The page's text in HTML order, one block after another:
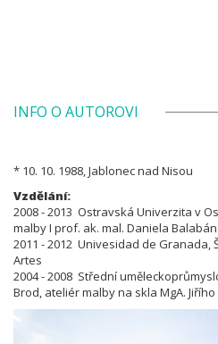
INFO O AUTOROVI
* 10. 10. 1988, Jablonec nad Nisou
Vzdělání:
2008 - 2013 Ostravská Univerzita v
malby I prof. ak. mal. Daniela
2011 - 2012 Univesidad de Granada,
Artes
2004 - 2008 Střední
Brod, ateliér malby na skla MgA.